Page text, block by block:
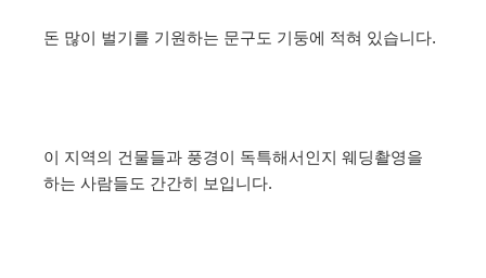
돈 많이 벌기를 기원하는 문구도 기둥에 적혀 있습니다.
이 지역의 건물들과 풍경이 독특해서인지 웨딩촬영을
하는 사람들도 간간히 보입니다.